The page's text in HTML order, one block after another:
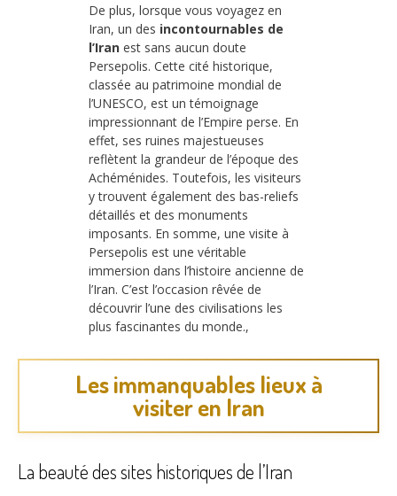
De plus, lorsque vous voyagez en
Iran, un des incontournables de
l’Iran est sans aucun doute
Persepolis. Cette cité historique,
classée au patrimoine mondial de
l’UNESCO, est un témoignage
impressionnant de l’Empire perse. En
effet, ses ruines majestueuses
reflètent la grandeur de l’époque des
Achéménides. Toutefois, les visiteurs
y trouvent également des bas-reliefs
détaillés et des monuments
imposants. En somme, une visite à
Persepolis est une véritable
immersion dans l’histoire ancienne de
l’Iran. C’est l’occasion rêvée de
découvrir l’une des civilisations les
plus fascinantes du monde.,
Les immanquables lieux à
visiter en Iran
La beauté des sites historiques de l’Iran